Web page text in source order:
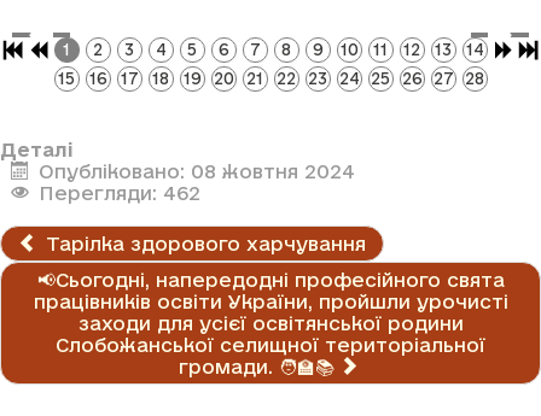
1 2 3 4 5 6 7 8 9 10 11 12 13
14
15
16 17 18 19 20 21 22 23 24 25 26 27 28
Деталі
Опубліковано: 08 жовтня 2024
Перегляди: 462
Тарілка здорового харчування
📢Сьогодні, напередодні професійного свята
працівників освіти України, пройшли урочисті
заходи для усієї освітянської родини
Слобожанської селищної територіальної
громади. 🧑‍🏫📚